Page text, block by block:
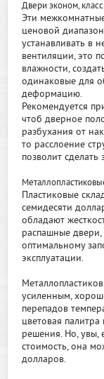
Двери эконом, класс.
Эти
ценовой
устанавливать в
вентиляции, это
влажности,
одинаковые для
деформацию.
Рекомендуется
чтоб дверное
разбухания от
то расслоение
позволит сделать
Пластиковые
семидесяти
обладают
распашные
оптимальному
эксплуатации.
усиленным,
перепадов
цветовая
решения. Но, увы,
стоимость, она
долларов.